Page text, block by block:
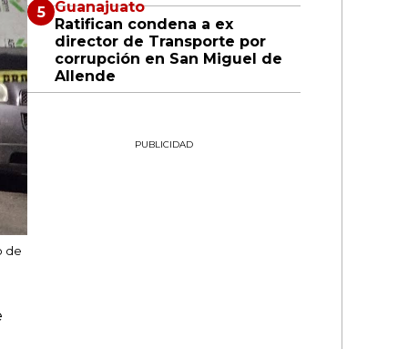
de
Guanajuato
Ratifican condena a ex
director de Transporte por
corrupción en San Miguel de
Allende
PUBLICIDAD